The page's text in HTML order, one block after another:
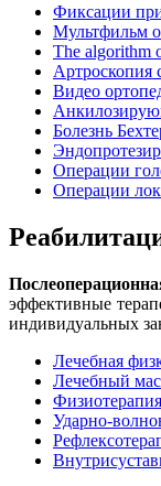
Фиксации
Мультфильм
The algorithm
Артроскопия
Видео
Болезнь
Операции
Операции
эффективные
индивидуальных
Лечебная
Лечебный
Физиотерапия
Ударно-